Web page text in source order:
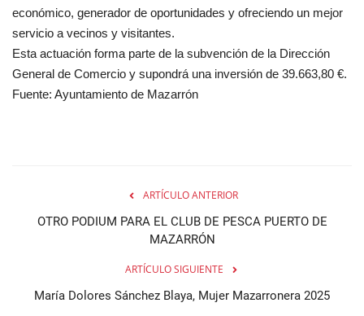
económico, generador de oportunidades y ofreciendo un mejor
servicio a vecinos y visitantes.
Esta actuación forma parte de la subvención de la Dirección
General de Comercio y supondrá una inversión de 39.663,80 €.
Fuente: Ayuntamiento de Mazarrón
ARTÍCULO ANTERIOR
OTRO PODIUM PARA EL CLUB DE PESCA PUERTO DE
MAZARRÓN
ARTÍCULO SIGUIENTE
María Dolores Sánchez Blaya, Mujer Mazarronera 2025